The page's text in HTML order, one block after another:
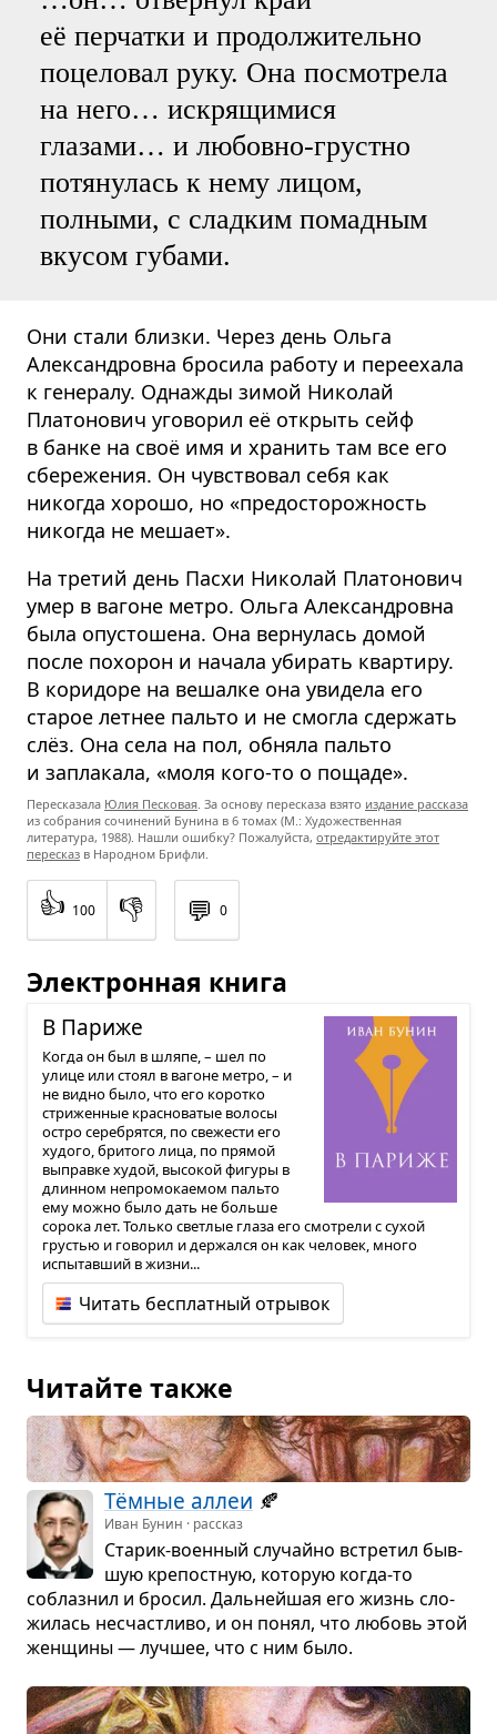
её перчатки и продолжительно
поцеловал руку. Она посмотрела
на него… искрящимися
глазами… и любовно-грустно
потянулась к нему лицом,
полными, с сладким помадным
вкусом губами.
Они стали близки. Через день Ольга
Александровна бросила работу и переехала
к генералу. Однажды зимой Николай
Платонович уговорил её открыть сейф
в банке на своё имя и хранить там все его
сбережения. Он чувствовал себя как
никогда хорошо, но «предосторожность
никогда не мешает».
На третий день Пасхи Николай Платонович
умер в вагоне метро. Ольга Александровна
была опустошена. Она вернулась домой
после похорон и начала убирать квартиру.
В коридоре на вешалке она увидела его
старое летнее пальто и не смогла сдержать
слёз. Она села на пол, обняла пальто
и заплакала, «моля кого-то о пощаде».
Пересказала Юлия Песковая. За основу пересказа взято издание рассказа
из собрания сочинений Бунина в 6 томах (М.: Художественная
литература, 1988). Нашли ошибку? Пожалуйста, отредактируйте этот
пересказ в Народном Брифли.
👍 100 👎 💬 0
Электронная книга
В Париже
Когда он был в шляпе, – шел по
улице или стоял в вагоне метро, – и
не видно было, что его коротко
стриженные красноватые волосы
остро серебрятся, по свежести его
худого, бритого лица, по прямой
выправке худой, высокой фигуры в
длинном непромокаемом пальто
ему можно было дать не больше
сорока лет. Только светлые глаза его смотрели с сухой
грустью и говорил и держался он как человек, много
испытавший в жизни...
Читать бесплатный отрывок
Читайте также
Тём­ные аллеи 🍂
Иван Бунин · рассказ
Ста­рик-воен­ный слу­чайно встре­тил быв­
шую кре­пост­ную, кото­рую когда-то
соблаз­нил и бро­сил. Даль­нейшая его жизнь сло­
жи­лась несчаст­ливо, и он понял, что любовь этой
жен­щины — луч­шее, что с ним было.